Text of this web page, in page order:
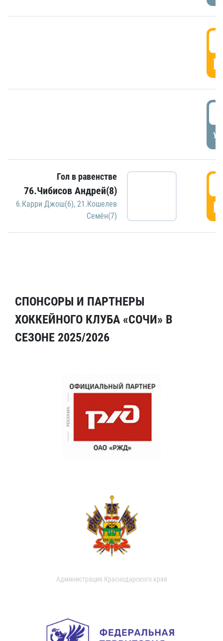
Гол в равенстве
76.Чибисов Андрей(8)
6.Карри Джош(6), 21.Кошелев
Семён(7)
СПОНСОРЫ И ПАРТНЕРЫ
ХОККЕЙНОГО КЛУБА «СОЧИ» В
СЕЗОНЕ 2025/2026
Администрация Краснодарского края